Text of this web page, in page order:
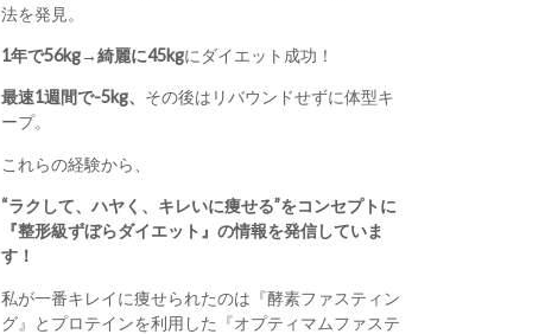
法を発見。
1年で56kg→綺麗に45kgにダイエット成功！
最速1週間で-5kg、 その後はリバウンドせずに体型キ
ープ。
これらの経験から、
“ラクして、ハヤく、キレいに痩せる”をコンセプトに
『整形級ずぼらダイエット』の情報を発信していま
す！
私が一番キレイに痩せられたのは『酵素ファスティン
グ』とプロテインを利用した『オプティマムファステ